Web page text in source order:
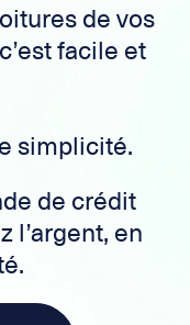
de vos
facile et
simplicité.
de crédit
l’argent, en